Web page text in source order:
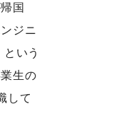
国
ジニ
いう
生の
して